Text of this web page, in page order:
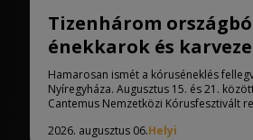
Tizenhárom
énekkarok és
Nyíregyházára
Hamarosan ismét a kóruséneklés
Nyíregyháza. Augusztus 15. és 21.
Cantemus Nemzetközi Kórusfesztivált
2026. augusztus 06.Helyi